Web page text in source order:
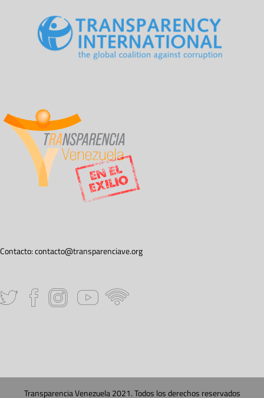
Contacto:contacto@transparenciave.org
Transparencia Venezuela 2021. Todos los derechos reservados